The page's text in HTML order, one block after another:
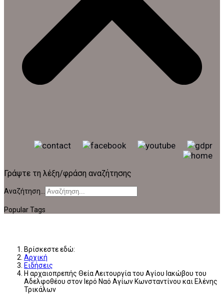
Γράψτε τη λέξη/φράση αναζήτησης
Αναζήτηση...
Popular Tags
Βρίσκεστε εδώ:
Αρχική
Ειδήσεις
Η αρχαιοπρεπής Θεία Λειτουργία του Αγίου Ιακώβου του
Αδελφοθέου στον Ιερό Ναό Αγίων Κωνσταντίνου και Ελένης
Τρικάλων